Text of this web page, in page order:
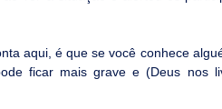
aqui, é que se você conhece
ficar mais grave e (Deus nos